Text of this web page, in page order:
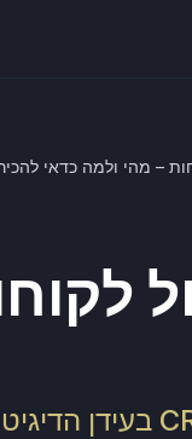
– מהי ולמה כדאי